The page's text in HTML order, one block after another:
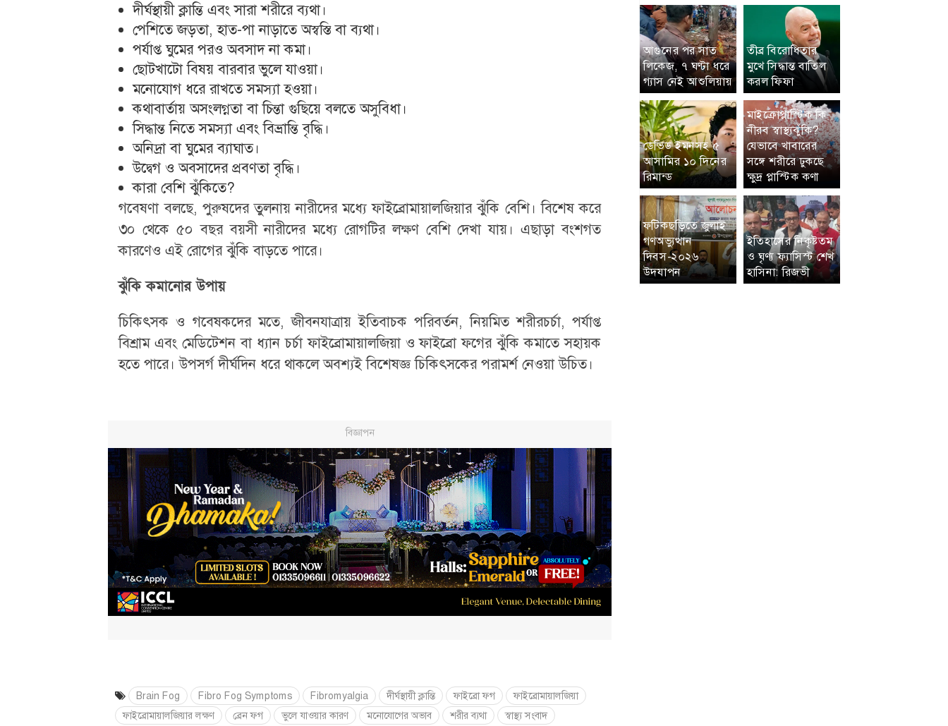
দীর্ঘস্থায়ী ক্লান্তি এবং সারা শরীরে ব্যথা।
পেশিতে জড়তা, হাত-পা নাড়াতে অস্বস্তি বা ব্যথা।
পর্যাপ্ত ঘুমের পরও অবসাদ না কমা।
ছোটখাটো বিষয় বারবার ভুলে যাওয়া।
মনোযোগ ধরে রাখতে সমস্যা হওয়া।
কথাবার্তায় অসংলগ্নতা বা চিন্তা গুছিয়ে বলতে অসুবিধা।
সিদ্ধান্ত নিতে সমস্যা এবং বিভ্রান্তি বৃদ্ধি।
অনিদ্রা বা ঘুমের ব্যাঘাত।
উদ্বেগ ও অবসাদের প্রবণতা বৃদ্ধি।
কারা বেশি ঝুঁকিতে?
গবেষণা বলছে, পুরুষদের তুলনায় নারীদের মধ্যে ফাইব্রোমায়ালজিয়ার ঝুঁকি বেশি। বিশেষ করে
৩০ থেকে ৫০ বছর বয়সী নারীদের মধ্যে রোগটির লক্ষণ বেশি দেখা যায়। এছাড়া বংশগত
কারণেও এই রোগের ঝুঁকি বাড়তে পারে।
ঝুঁকি কমানোর উপায়
চিকিৎসক ও গবেষকদের মতে, জীবনযাত্রায় ইতিবাচক পরিবর্তন, নিয়মিত শরীরচর্চা, পর্যাপ্ত
বিশ্রাম এবং মেডিটেশন বা ধ্যান চর্চা ফাইব্রোমায়ালজিয়া ও ফাইব্রো ফগের ঝুঁকি কমাতে সহায়ক
হতে পারে। উপসর্গ দীর্ঘদিন ধরে থাকলে অবশ্যই বিশেষজ্ঞ চিকিৎসকের পরামর্শ নেওয়া উচিত।
Brain Fog Fibro Fog Symptoms Fibromyalgia দীর্ঘস্থায়ী ক্লান্তি ফাইব্রো ফগ
ফাইব্রোমায়ালজিয়া
ফাইব্রোমায়ালজিয়ার লক্ষণ
ব্রেন ফগ ভুলে যাওয়ার কারণ মনোযোগের অভাব শরীর ব্যথা
স্বাস্থ্য সংবাদ
আগুনের পর সাত
লিকেজ, ৭ ঘণ্টা ধরে
গ্যাস নেই আশুলিয়ায়
তীব্র বিরোধিতার
মুখে সিদ্ধান্ত বাতিল
করল ফিফা
ডেভিড ইমনসহ ৫
আসামির ১০ দিনের
রিমান্ড
মাইক্রোপ্লাস্টিক কি
নীরব স্বাস্থ্যঝুঁকি?
যেভাবে খাবারের
সঙ্গে শরীরে ঢুকছে
ক্ষুদ্র প্লাস্টিক কণা
ফটিকছড়িতে জুলাই
গণঅভ্যুত্থান
দিবস-২০২৬
উদযাপন
ইতিহাসের নিকৃষ্টতম
ও ঘৃণ্য ফ্যাসিস্ট শেখ
হাসিনা: রিজভী